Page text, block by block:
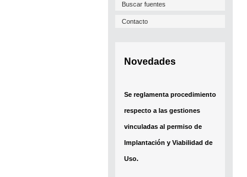
Buscar fuentes
Contacto
Novedades
Se reglamenta procedimiento
respecto a las gestiones
vinculadas al permiso de
Implantación y Viabilidad de
Uso.